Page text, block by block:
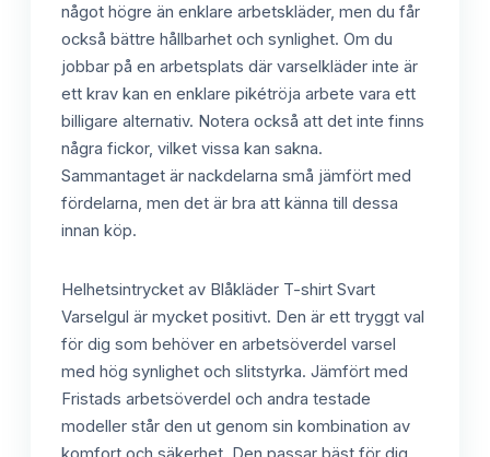
något högre än enklare arbetskläder, men du får
också bättre hållbarhet och synlighet. Om du
jobbar på en arbetsplats där varselkläder inte är
ett krav kan en enklare pikétröja arbete vara ett
billigare alternativ. Notera också att det inte finns
några fickor, vilket vissa kan sakna.
Sammantaget är nackdelarna små jämfört med
fördelarna, men det är bra att känna till dessa
innan köp.
Helhetsintrycket av Blåkläder T-shirt Svart
Varselgul är mycket positivt. Den är ett tryggt val
för dig som behöver en arbetsöverdel varsel
med hög synlighet och slitstyrka. Jämfört med
Fristads arbetsöverdel och andra testade
modeller står den ut genom sin kombination av